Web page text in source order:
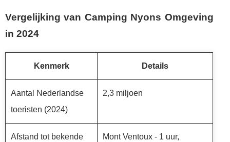
Vergelijking van Camping Nyons Omgeving
in 2024
Kenmerk Details
Aantal Nederlandse
toeristen (2024)
2,3 miljoen
Afstand tot bekende
Mont Ventoux - 1 uur,